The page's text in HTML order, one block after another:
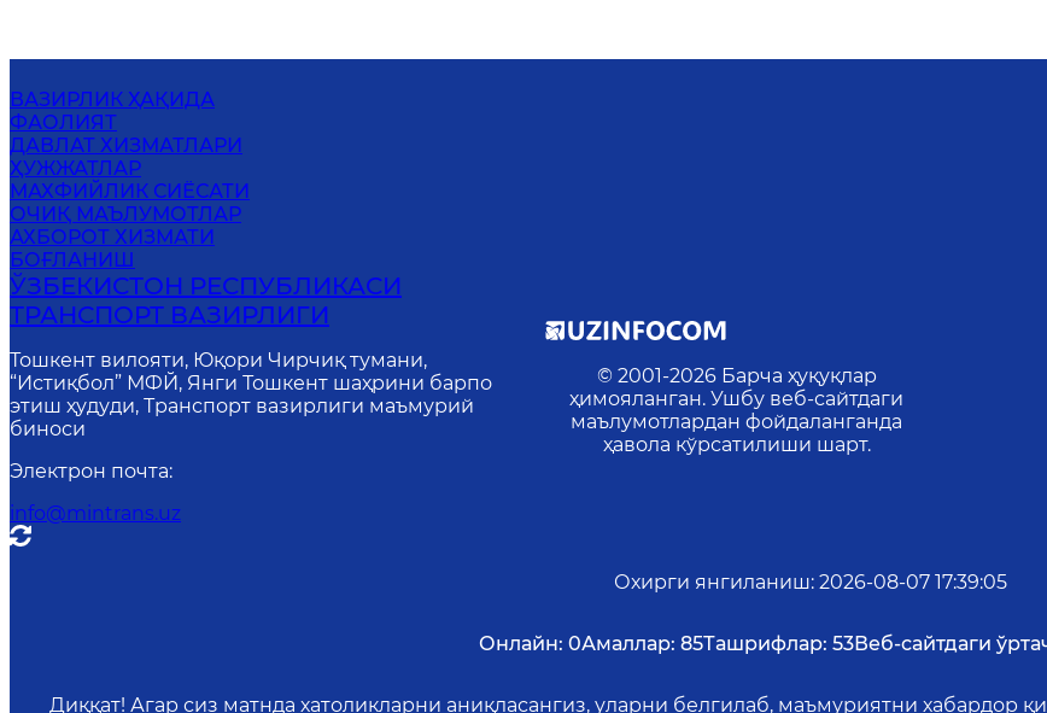
ВАЗИРЛИК ҲАҚИДА
ФАОЛИЯТ
ДАВЛАТ ХИЗМАТЛАРИ
ҲУЖЖАТЛАР
MАХФИЙЛИК СИЁСАТИ
ОЧИҚ МАЪЛУМОТЛАР
АХБОРОТ ХИЗМАТИ
БОҒЛАНИШ
ЎЗБЕКИСТОН РЕСПУБЛИКАСИ
ТРАНСПОРТ ВАЗИРЛИГИ
Тошкент вилояти, Юқори Чирчиқ тумани,
“Истиқбол” МФЙ, Янги Тошкент шаҳрини барпо
этиш ҳудуди, Транспорт вазирлиги маъмурий
биноси
Электрон почта:
info@mintrans.uz
© 2001-2026 Барча ҳуқуқлар
ҳимояланган. Ушбу веб-сайтдаги
маълумотлардан фойдаланганда
ҳавола кўрсатилиши шарт.
Охирги янгиланиш: 2026-08-07 17:39:05
Онлайн: 0Амаллар: 85Ташрифлар: 53Веб-сайтдаги
Диққат! Агар сиз матнда хатоликларни аниқласангиз, уларни белгилаб, маъмуриятни хабардор